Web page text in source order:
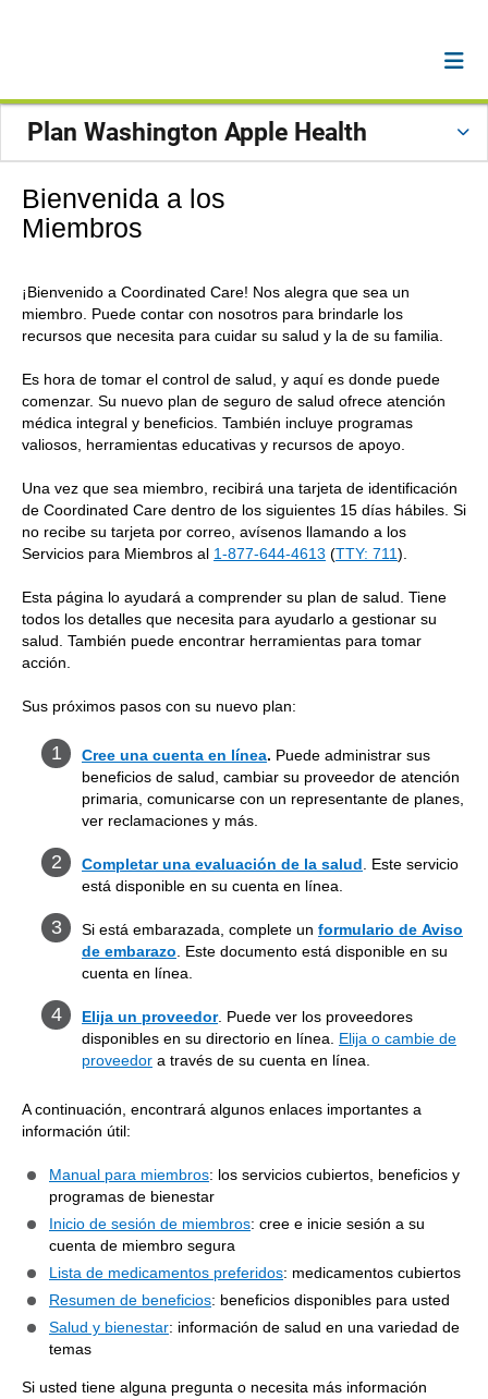
Plan Washington Apple Health
Bienvenida a los
Miembros
¡Bienvenido a Coordinated Care! Nos alegra que sea un
miembro. Puede contar con nosotros para brindarle los
recursos que necesita para cuidar su salud y la de su familia.
Es hora de tomar el control de salud, y aquí es donde puede
comenzar. Su nuevo plan de seguro de salud ofrece atención
médica integral y beneficios. También incluye programas
valiosos, herramientas educativas y recursos de apoyo.
Una vez que sea miembro, recibirá una tarjeta de identificación
de Coordinated Care dentro de los siguientes 15 días hábiles. Si
no recibe su tarjeta por correo, avísenos llamando a los
Servicios para Miembros al 1-877-644-4613 (TTY: 711).
Esta página lo ayudará a comprender su plan de salud. Tiene
todos los detalles que necesita para ayudarlo a gestionar su
salud. También puede encontrar herramientas para tomar
acción.
Sus próximos pasos con su nuevo plan:
Cree una cuenta en línea. Puede administrar sus
beneficios de salud, cambiar su proveedor de atención
primaria, comunicarse con un representante de planes,
ver reclamaciones y más.
Completar una evaluación de la salud
Este servicio
está disponible en su cuenta en línea.
Si está embarazada, complete un formulario de Aviso
de embarazo . Este documento está disponible en su
cuenta en línea.
Elija un proveedor. Puede ver los proveedores
disponibles en su directorio en línea. Elija o cambie de
proveedor a través de su cuenta en línea.
A continuación, encontrará algunos enlaces importantes a
información útil:
Manual para miembros: los servicios cubiertos, beneficios y
programas de bienestar
Inicio de sesión de miembros: cree e inicie sesión a su
cuenta de miembro segura
Lista de medicamentos preferidos: medicamentos cubiertos
Resumen de beneficios: beneficios disponibles para usted
Salud y bienestar: información de salud en una variedad de
temas
Si usted tiene alguna pregunta o necesita más información